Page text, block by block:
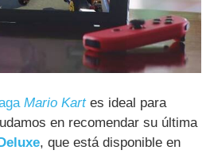
Mario Kartes ideal para
en recomendar su última
, que está disponible en